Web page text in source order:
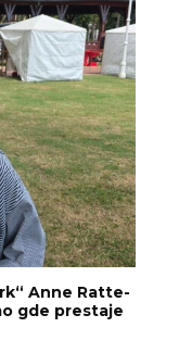
Anne Ratte-
gde prestaje